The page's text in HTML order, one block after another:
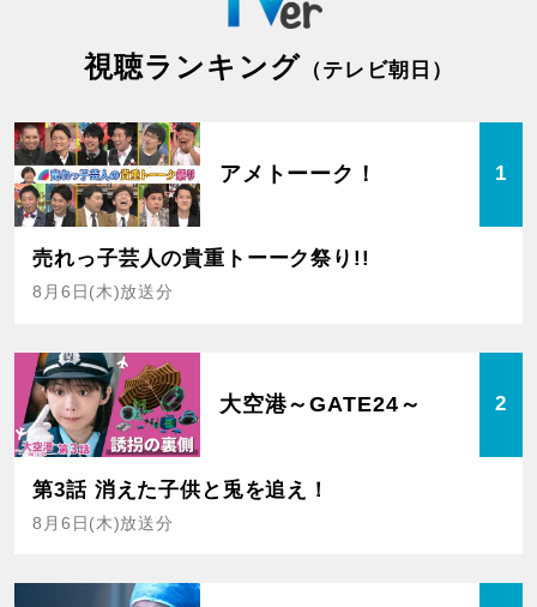
視聴ランキング （テレビ朝日）
アメトーーク！ 1
売れっ子芸人の貴重トーーク祭り!!
8月6日(木)放送分
大空港～GATE24～ 2
第3話 消えた子供と兎を追え！
8月6日(木)放送分